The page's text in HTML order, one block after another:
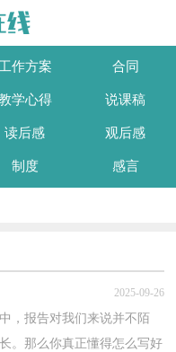
工作方案 合同
学心得 说课稿
读后感 观后感
制度 感言
2025-09-26
，报告对我们来说并不陌
。那么你真正懂得怎么写好